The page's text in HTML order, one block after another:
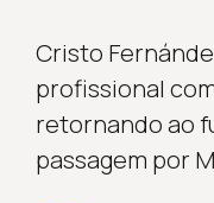
Cristo
profissional
retornando ao
passagem por